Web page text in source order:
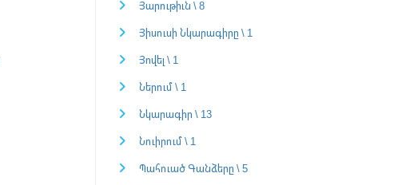
Յարութիւն \ 8
Յիսուսի Նկարագիրը \ 1
Յովել \ 1
Ներում \ 1
Նկարագիր \ 13
Նուիրում \ 1
Պահուած Գանձերը \ 5